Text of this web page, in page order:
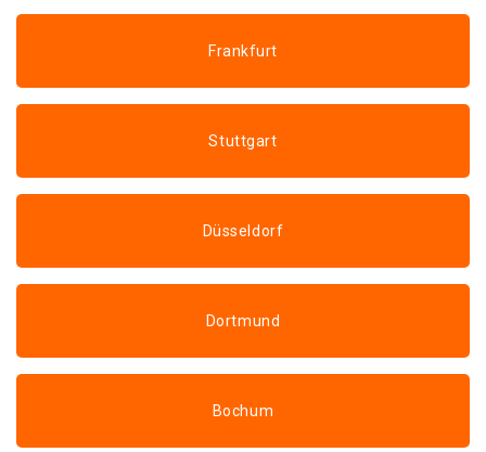
Frankfurt
Stuttgart
Düsseldorf
Dortmund
Bochum